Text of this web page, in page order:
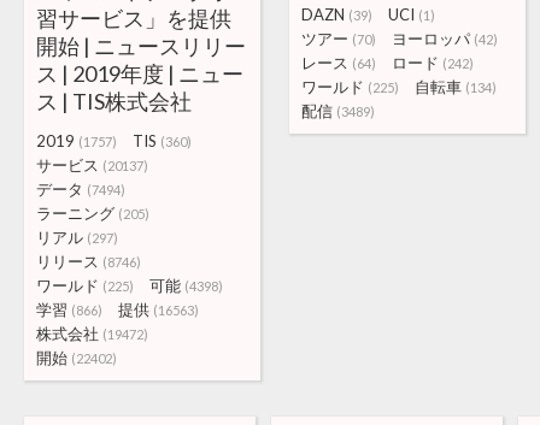
DAZN (39) UCI (1)
ツアー (70) ヨーロッパ (42)
レース (64) ロード (242)
ワールド (225) 自転車 (134)
配信 (3489)
習サービス」を提供
開始 | ニュースリリー
ス | 2019年度 | ニュー
ス | TIS株式会社
2019 (1757) TIS (360)
サービス (20137)
データ (7494)
ラーニング (205)
リアル (297)
リリース (8746)
ワールド (225) 可能 (4398)
学習 (866) 提供 (16563)
株式会社 (19472)
開始 (22402)